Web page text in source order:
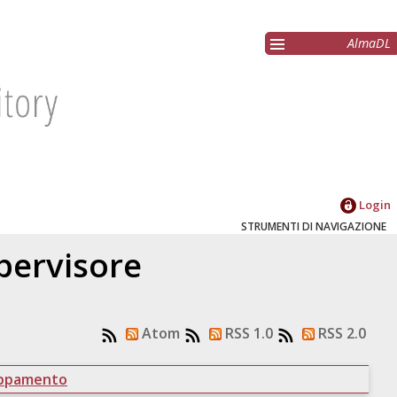
AlmaDL
Login
STRUMENTI DI NAVIGAZIONE
Atom RSS 1.0 RSS 2.0